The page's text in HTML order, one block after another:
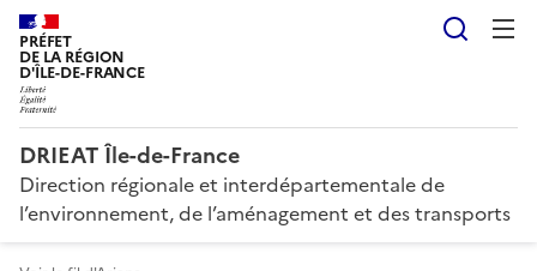
PRÉFET
DE LA RÉGION
D'ÎLE-DE-FRANCE
DRIEAT Île-de-France
Direction régionale et interdépartementale de
l’environnement, de l’aménagement et des transports